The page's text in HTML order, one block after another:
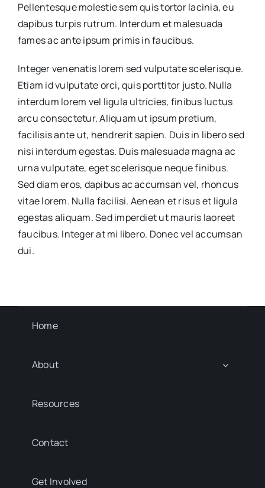
Pellentesque molestie sem quis tortor lacinia, eu
dapibus turpis rutrum. Interdum et malesuada
fames ac ante ipsum primis in faucibus.
Integer venenatis lorem sed vulputate scelerisque.
Etiam id vulputate orci, quis porttitor justo. Nulla
interdum lorem vel ligula ultricies, finibus luctus
arcu consectetur. Aliquam ut ipsum pretium,
facilisis ante ut, hendrerit sapien. Duis in libero sed
nisi interdum egestas. Duis malesuada magna ac
urna vulputate, eget scelerisque neque finibus.
Sed diam eros, dapibus ac accumsan vel, rhoncus
vitae lorem. Nulla facilisi. Aenean et risus et ligula
egestas aliquam. Sed imperdiet ut mauris laoreet
faucibus. Integer at mi libero. Donec vel accumsan
dui.
Home
About
Resources
Contact
Get Involved